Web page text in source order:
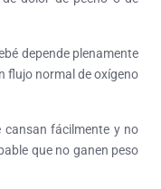
depende plenamente
flujo normal de oxígeno
cansan fácilmente y no
que no ganen peso